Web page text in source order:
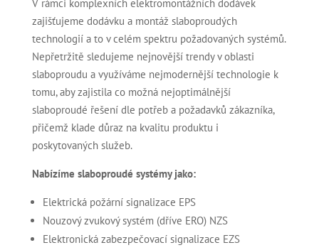
V rámci komplexních elektromontážních dodávek
zajišťujeme dodávku a montáž slaboproudých
technologií a to v celém spektru požadovaných systémů.
Nepřetržitě sledujeme nejnovější trendy v oblasti
slaboproudu a využíváme nejmodernější technologie k
tomu, aby zajistila co možná nejoptimálnější
slaboproudé řešení dle potřeb a požadavků zákazníka,
přičemž klade důraz na kvalitu produktu i
poskytovaných služeb.
Nabízíme slaboproudé systémy jako:
Elektrická požární signalizace EPS
Nouzový zvukový systém (dříve ERO) NZS
Elektronická zabezpečovací signalizace EZS